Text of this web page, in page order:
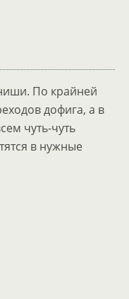
По крайней
дофига, а в
чуть-чуть
в нужные